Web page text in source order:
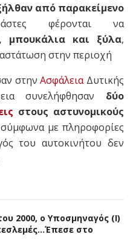
από παρακείμενο
φέρονται να
μπουκάλια και ξύλα,
στην περιοχή
στηνΑσφάλειαΔυτικής
συνελήφθησαν δύο
στους αστυνομικούς
με πληροφορίες
του αυτοκινήτου δεν
2000, ο Υποσμηναγός (Ι)
στο